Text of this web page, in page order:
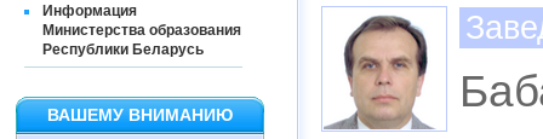
Информация
Министерства образования
Республики Беларусь
ВАШЕМУ ВНИМАНИЮ